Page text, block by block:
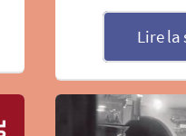
Lire la